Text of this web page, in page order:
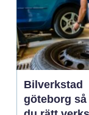
Bilverkstad
göteborg så väljer